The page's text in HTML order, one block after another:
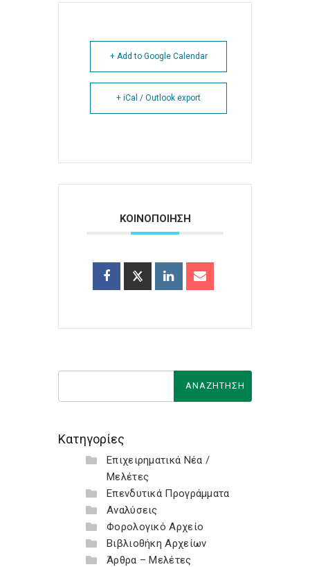
+ Add to Google Calendar
+ iCal / Outlook export
ΚΟΙΝΟΠΟΙΗΣΗ
Κατηγορίες
Επιχειρηματικά Νέα /
Μελέτες
Επενδυτικά Προγράμματα
Αναλύσεις
Φορολογικό Αρχείο
Βιβλιοθήκη Αρχείων
Άρθρα – Μελέτες